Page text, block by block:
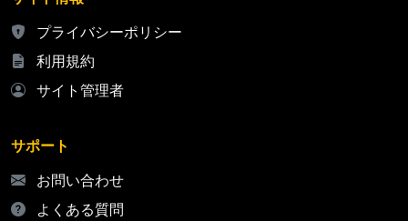
プライバシーポリシー
利用規約
サイト管理者
サポート
お問い合わせ
よくある質問